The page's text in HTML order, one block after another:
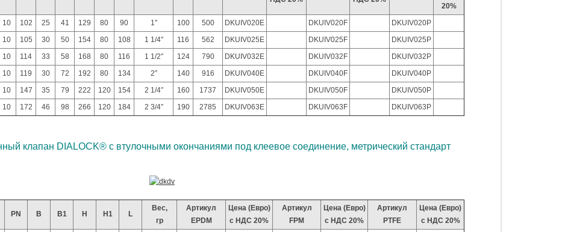
20%
10 102 25 41 129 80 90 1″ 100 500 DKUIV020E DKUIV020F
DKUIV020P
10 105 30 50 154 80 108 1 1/4″ 116 562 DKUIV025E DKUIV025F
DKUIV025P
10 114 33 58 168 80 116 1 1/2″ 124 790 DKUIV032E DKUIV032F
DKUIV032P
10 119 30 72 192 80 134 2″ 140 916 DKUIV040E DKUIV040F
DKUIV040P
10 147 35 79 222 120 154 2 1/4″ 160 1737 DKUIV050E DKUIV050F
DKUIV050P
10 172 46 98 266 120 184 2 3/4″ 190 2785 DKUIV063E DKUIV063F DKUIV063P
клапан DIALOCK® с втулочными окончаниями под клеевое соединение, метрический стандарт
PN B B1 H H1 L
Вес,
гр
Артикул
EPDM
Цена (Евро)
с НДС 20%
Артикул
FPM
Цена (Евро)
с НДС 20%
Артикул
PTFE
Цена (Евро)
с НДС 20%